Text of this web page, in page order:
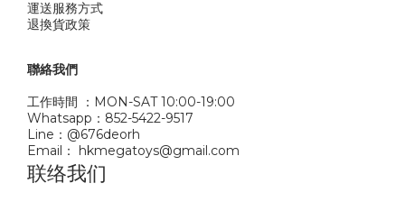
運送服務方式
退換貨政策
聯絡我們
工作時間 ：MON-SAT 10:00-19:00
Whatsapp：852-5422-9517
Line：@676deorh
Email： hkmegatoys@gmail.com
联络我们